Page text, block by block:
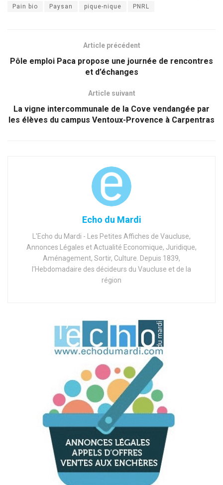
Pain bio Paysan pique-nique PNRL
Article précédent
Pôle emploi Paca propose une journée de rencontres
et d’échanges
Article suivant
La vigne intercommunale de la Cove vendangée par
les élèves du campus Ventoux-Provence à Carpentras
Echo du Mardi
L'Echo du Mardi - Les Petites Affiches de Vaucluse,
Annonces Légales et Actualité Economique, Juridique,
Aménagement, Sortir, Culture. Depuis 1839,
l'Hebdomadaire des décideurs du Vaucluse et de la
région